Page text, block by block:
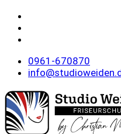
0961-670870